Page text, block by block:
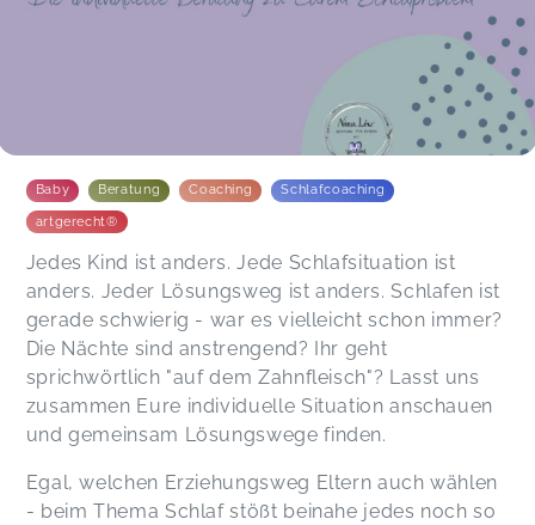
Baby Beratung Coaching Schlafcoaching
artgerecht®
Jedes Kind ist anders. Jede Schlafsituation ist
anders. Jeder Lösungsweg ist anders. Schlafen ist
gerade schwierig - war es vielleicht schon immer?
Die Nächte sind anstrengend? Ihr geht
sprichwörtlich "auf dem Zahnfleisch"? Lasst uns
zusammen Eure individuelle Situation anschauen
und gemeinsam Lösungswege finden.
Egal, welchen Erziehungsweg Eltern auch wählen
- beim Thema Schlaf stößt beinahe jedes noch so